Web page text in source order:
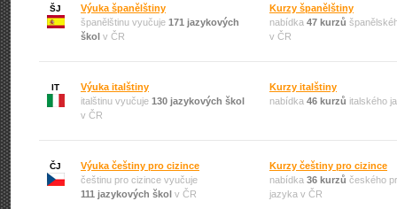
ŠJ
Výuka španělštiny
španělštinu vyučuje 171 jazykových
škol v ČR
Kurzy španělštiny
nabídka 47 kurzů
v ČR
IT
Výuka italštiny
italštinu vyučuje 130 jazykových škol
v ČR
Kurzy italštiny
nabídka 46 kurzů italského
ČJ
Výuka češtiny pro cizince
češtinu pro cizince vyučuje
111 jazykových škol v ČR
Kurzy češtiny pro cizince
nabídka 36 kurzů českého
jazyka v ČR